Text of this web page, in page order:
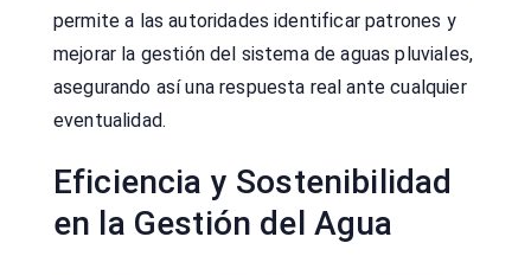
permite a las autoridades identificar patrones y
mejorar la gestión del sistema de aguas pluviales,
asegurando así una respuesta real ante cualquier
eventualidad.
Eficiencia y Sostenibilidad
en la Gestión del Agua